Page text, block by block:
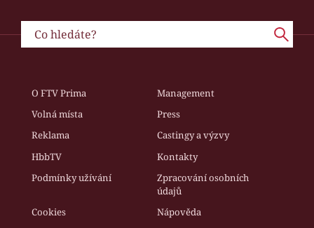
O FTV Prima
Management
Volná místa
Press
Reklama
Castingy a výzvy
HbbTV
Kontakty
Podmínky užívání
Zpracování osobních
údajů
Cookies
Nápověda